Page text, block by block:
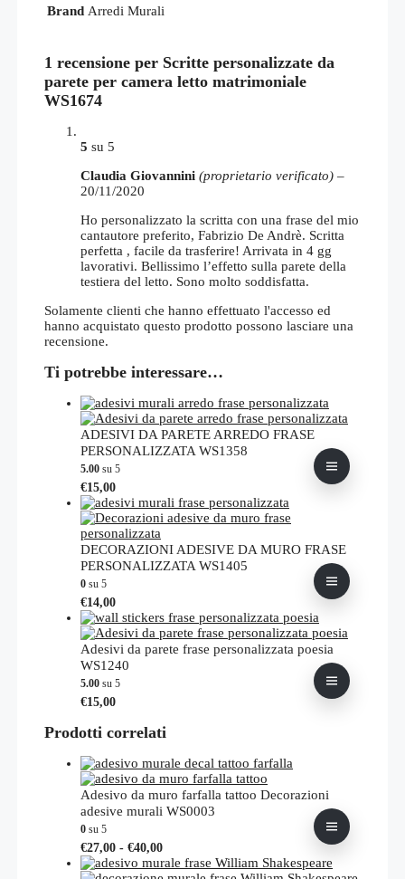
Brand Arredi Murali
1 recensione per Scritte personalizzate da
parete per camera letto matrimoniale
WS1674
5 su 5
Claudia Giovannini (proprietario verificato) –
20/11/2020
Ho personalizzato la scritta con una frase del mio
cantautore preferito, Fabrizio De Andrè. Scritta
perfetta , facile da trasferire! Arrivata in 4 gg
lavorativi. Bellissimo l’effetto sulla parete della
testiera del letto. Sono molto soddisfatta.
Solamente clienti che hanno effettuato l'accesso ed
hanno acquistato questo prodotto possono lasciare una
recensione.
Ti potrebbe interessare…
ADESIVI DA PARETE ARREDO FRASE
PERSONALIZZATA WS1358
5.00 su 5
€15,00Questo
prodotto
ha
più
varianti.
Le
essere
scelte
nella
pagina
del
prodotto
DECORAZIONI ADESIVE DA MURO FRASE
PERSONALIZZATA WS1405
0 su 5
€14,00Questo
prodotto
ha
più
varianti.
Le
possono
essere
scelte
pagina
del
prodotto
Adesivi da parete frase personalizzata poesia
WS1240
5.00 su 5
€15,00Questo
ha
varianti.
Le
opzioni
possono
nella
pagina
Prodotti correlati
Adesivo da muro farfalla tattoo Decorazioni
adesive murali WS0003
0 su 5
€27,00 - €40,00Fascia
di
prezzo:
Questo
prodotto